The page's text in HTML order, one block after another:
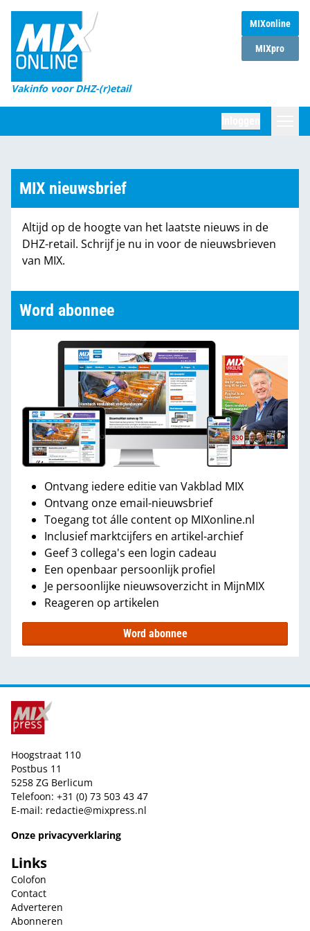
MIXonline
MIXpro
Vakinfo voor DHZ-(r)etail
Home
Magazines
DHZ Sessie
Marktcijfers
Partners
MIX nieuwsbrief
Altijd op de hoogte van het laatste nieuws in de
DHZ-retail. Schrijf je nu in voor de nieuwsbrieven
van MIX.
Word abonnee
Ontvang iedere editie van Vakblad MIX
Ontvang onze email-nieuwsbrief
Toegang tot álle content op MIXonline.nl
Inclusief marktcijfers en artikel-archief
Geef 3 collega's een login cadeau
Een openbaar persoonlijk profiel
Je persoonlijke nieuwsoverzicht in MijnMIX
Reageren op artikelen
Word abonnee
Hoogstraat 110
Postbus 11
5258 ZG Berlicum
Telefoon: +31 (0) 73 503 43 47
E-mail: redactie@mixpress.nl
Onze privacyverklaring
Links
Colofon
Contact
Adverteren
Abonneren